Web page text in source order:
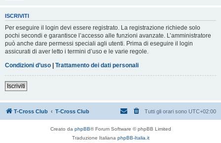
ISCRIVITI
Per eseguire il login devi essere registrato. La registrazione richiede solo
pochi secondi e garantisce l’accesso alle funzioni avanzate. L’amministratore
può anche dare permessi speciali agli utenti. Prima di eseguire il login
assicurati di aver letto i termini d’uso e le varie regole.
Condizioni d’uso | Trattamento dei dati personali
Iscriviti
T-Cross Club T-Cross Club Tutti gli orari sono UTC+02:00
Creato da phpBB® Forum Software © phpBB Limited
Traduzione Italiana phpBB-Italia.it